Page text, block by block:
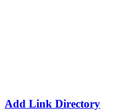
Add Link Directory